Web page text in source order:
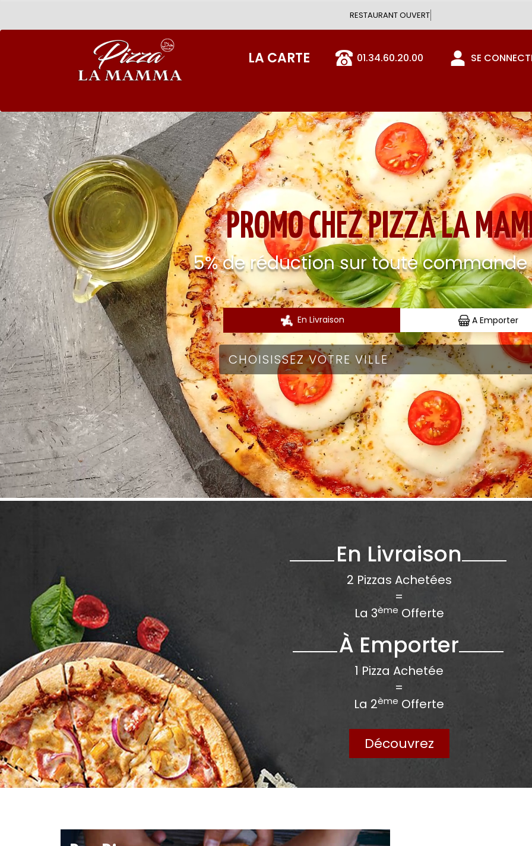
Vous pouvez
LA CARTE 01.34.60.20.00 SE
PROMO CHEZ PIZZA LA
5% de réduction sur toute commande
En Livraison A Emporter
En Livraison
2 Pizzas Achetées
=
La 3ème Offerte
À Emporter
1 Pizza Achetée
=
La 2ème Offerte
Découvrez